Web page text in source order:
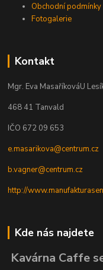
Obchodní podmínky
Fotogalerie
Kontakt
Mgr. Eva MasaříkováU
468 41 Tanvald
IČO 672 09 653
e.masarikova@centrum.cz
b.vagner@centrum.cz
http://
Kde nás najdete
Kavárna Caffe